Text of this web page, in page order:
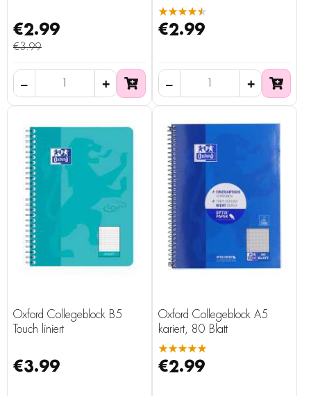
€2.99
€3.99
★★★★★
€2.99
Oxford Collegeblock B5
Touch liniert
€3.99
Oxford Collegeblock A5
kariert, 80 Blatt
★★★★★
€2.99